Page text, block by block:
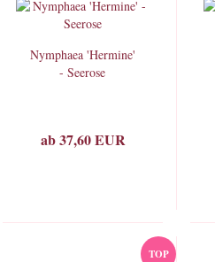
Nymphaea 'Hermine'
- Seerose
ab 37,60 EUR
TOP